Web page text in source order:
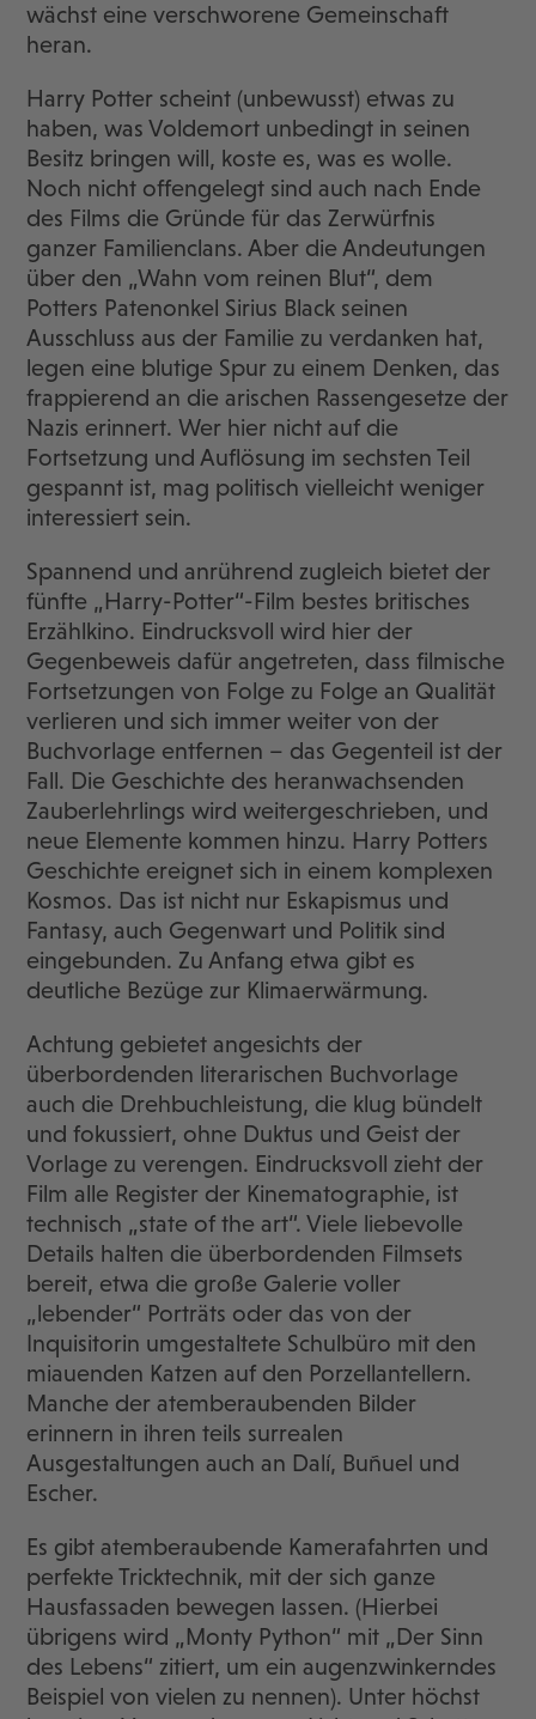
wächst eine verschworene Gemeinschaft
heran.
Harry Potter scheint (unbewusst) etwas zu
haben, was Voldemort unbedingt in seinen
Besitz bringen will, koste es, was es wolle.
Noch nicht offengelegt sind auch nach Ende
des Films die Gründe für das Zerwürfnis
ganzer Familienclans. Aber die Andeutungen
über den „Wahn vom reinen Blut“, dem
Potters Patenonkel Sirius Black seinen
Ausschluss aus der Familie zu verdanken hat,
legen eine blutige Spur zu einem Denken, das
frappierend an die arischen Rassengesetze der
Nazis erinnert. Wer hier nicht auf die
Fortsetzung und Auflösung im sechsten Teil
gespannt ist, mag politisch vielleicht weniger
interessiert sein.
Spannend und anrührend zugleich bietet der
fünfte „Harry-Potter“-Film bestes britisches
Erzählkino. Eindrucksvoll wird hier der
Gegenbeweis dafür angetreten, dass filmische
Fortsetzungen von Folge zu Folge an Qualität
verlieren und sich immer weiter von der
Buchvorlage entfernen – das Gegenteil ist der
Fall. Die Geschichte des heranwachsenden
Zauberlehrlings wird weitergeschrieben, und
neue Elemente kommen hinzu. Harry Potters
Geschichte ereignet sich in einem komplexen
Kosmos. Das ist nicht nur Eskapismus und
Fantasy, auch Gegenwart und Politik sind
eingebunden. Zu Anfang etwa gibt es
deutliche Bezüge zur Klimaerwärmung.
Achtung gebietet angesichts der
überbordenden literarischen Buchvorlage
auch die Drehbuchleistung, die klug bündelt
und fokussiert, ohne Duktus und Geist der
Vorlage zu verengen. Eindrucksvoll zieht der
Film alle Register der Kinematographie, ist
technisch „state of the art“. Viele liebevolle
Details halten die überbordenden Filmsets
bereit, etwa die große Galerie voller
„lebender“ Porträts oder das von der
Inquisitorin umgestaltete Schulbüro mit den
miauenden Katzen auf den Porzellantellern.
Manche der atemberaubenden Bilder
erinnern in ihren teils surrealen
Ausgestaltungen auch an Dalí, Buñuel und
Escher.
Es gibt atemberaubende Kamerafahrten und
perfekte Tricktechnik, mit der sich ganze
Hausfassaden bewegen lassen. (Hierbei
übrigens wird „Monty Python“ mit „Der Sinn
des Lebens“ zitiert, um ein augenzwinkerndes
Beispiel von vielen zu nennen). Unter höchst